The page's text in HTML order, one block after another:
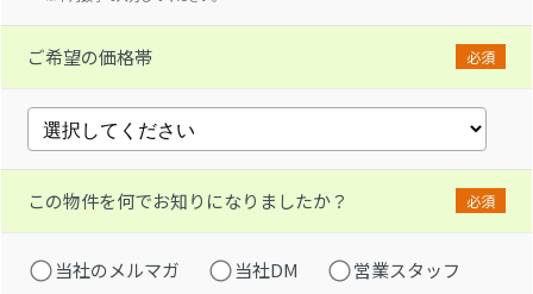
ご希望の価格帯 必須
この物件を何でお知りになりましたか？ 必須
当社のメルマガ 当社DM
営業スタッフ